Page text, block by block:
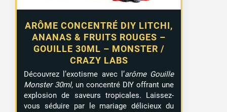
ARÔME CONCENTRÉ DIY LITCHI,
ANANAS & FRUITS ROUGES –
GOUILLE 30ML – MONSTER /
CRAZY LABS
Découvrez l’exotisme avec l’arôme Gouille
Monster 30ml, un concentré DIY offrant une
explosion de saveurs tropicales. Laissez-
vous séduire par le mariage délicieux du